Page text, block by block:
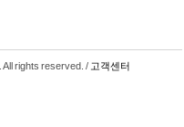
. All rights reserved. / 고객센터